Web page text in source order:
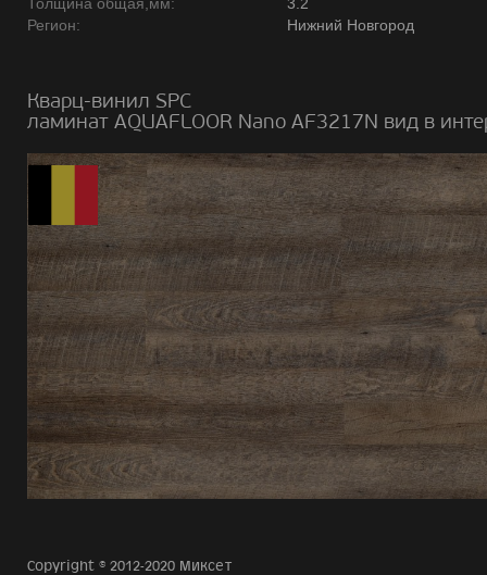
Регион:
Нижний Новгород
Кварц-винил SPC
ламинат AQUAFLOOR Nano AF3217N вид в
Copyright © 2012-2020 Миксет